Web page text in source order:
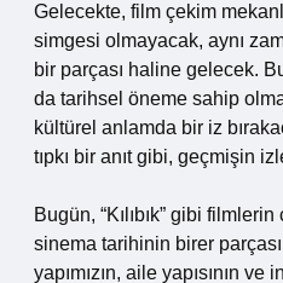
Gelecekte, film çekim
simgesi olmayacak, aynı
bir parçası haline gelecek.
da tarihsel öneme sahip
kültürel anlamda bir iz
tıpkı bir anıt gibi, geçmişin
Bugün, “Kılıbık” gibi
sinema tarihinin birer
yapımızın, aile yapısının ve